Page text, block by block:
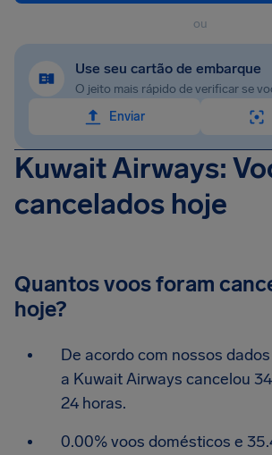
ou
Use seu cartão de embarque
O jeito mais rápido de verificar se
Enviar
Kuwait Airways:
cancelados hoje
Quantos voos foram
hoje?
De acordo com nossos
a Kuwait Airways cancelou
24 horas.
0.00% voos domésticos e